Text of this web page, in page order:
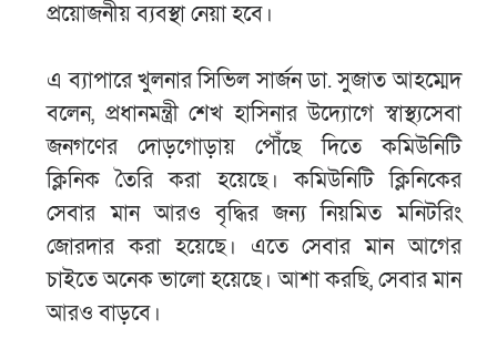
প্রয়োজনীয় ব্যবস্থা নেয়া হবে।
এ ব্যাপারে খুলনার সিভিল সার্জন ডা. সুজাত আহম্মেদ
বলেন, প্রধানমন্ত্রী শেখ হাসিনার উদ্যোগে স্বাস্থ্যসেবা
জনগণের দোড়গোড়ায় পৌঁছে দিতে কমিউনিটি
ক্লিনিক তৈরি করা হয়েছে। কমিউনিটি ক্লিনিকের
সেবার মান আরও বৃদ্ধির জন্য নিয়মিত মনিটরিং
জোরদার করা হয়েছে। এতে সেবার মান আগের
চাইতে অনেক ভালো হয়েছে। আশা করছি, সেবার মান
আরও বাড়বে।